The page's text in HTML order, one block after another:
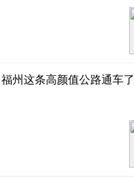
州这条高颜值公路通车了